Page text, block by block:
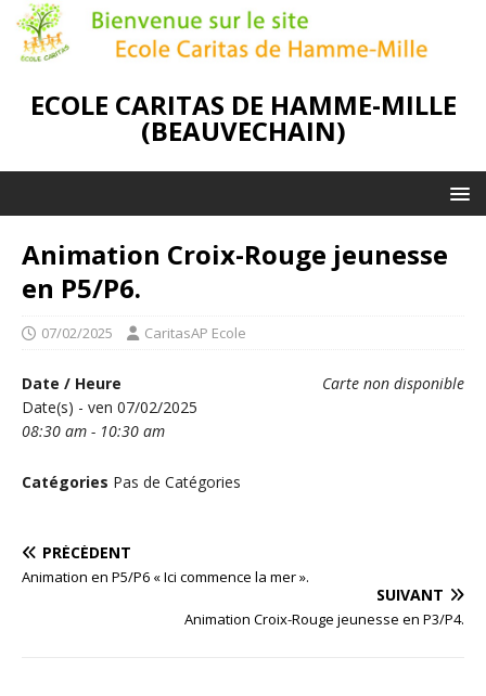
ECOLE CARITAS DE HAMME-MILLE
(BEAUVECHAIN)
Animation Croix-Rouge jeunesse
en P5/P6.
07/02/2025 CaritasAP Ecole
Carte non disponible
Date / Heure
Date(s) - ven 07/02/2025
08:30 am - 10:30 am
Catégories Pas de Catégories
PRÉCÉDENT
Animation en P5/P6 « Ici commence la mer ».
SUIVANT
Animation Croix-Rouge jeunesse en P3/P4.